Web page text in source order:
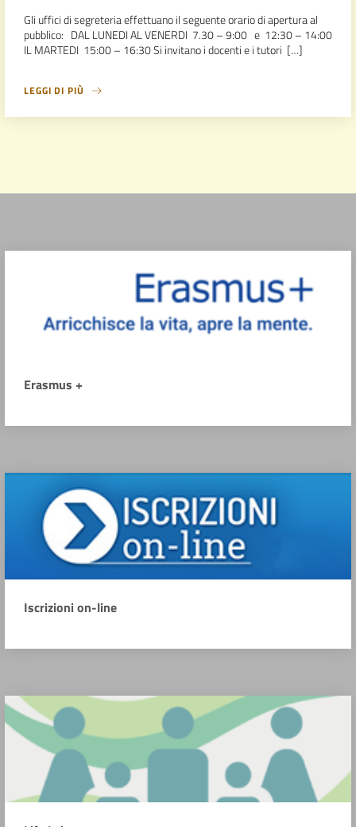
Gli uffici di segreteria effettuano il seguente orario di apertura al
pubblico: DAL LUNEDI AL VENERDI 7.30 – 9:00 e 12:30 – 14:00
IL MARTEDI 15:00 – 16:30 Si invitano i docenti e i tutori […]
LEGGI DI PIÙ
Erasmus +
Iscrizioni on-line